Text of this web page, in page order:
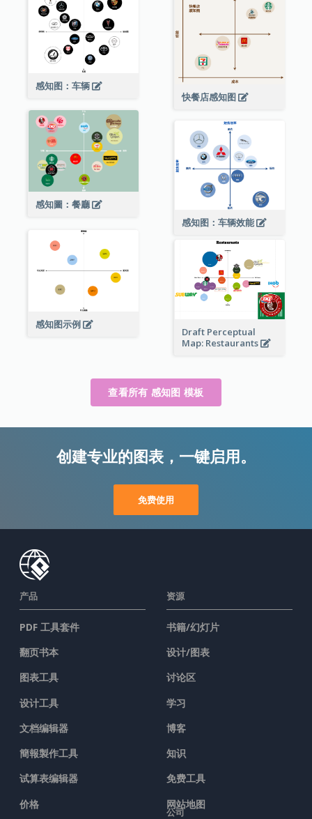
感知图：车辆
快餐店感知图
感知圖：餐廳
感知图：车辆效能
感知图示例
Draft Perceptual
Map: Restaurants
查看所有 感知图 模板
创建专业的图表，一键启用。
免费使用
产品
PDF 工具套件
翻页书本
图表工具
设计工具
文档编辑器
簡報製作工具
试算表编辑器
价格
资源
书籍/幻灯片
设计/图表
讨论区
学习
博客
知识
免费工具
网站地图
公司